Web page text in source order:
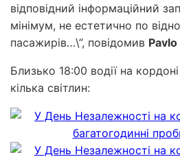
відповідний інформаційний
мінімум, не естетично по
пасажирів…\”, повідомив
Близько 18:00 водії на
кілька світлин: